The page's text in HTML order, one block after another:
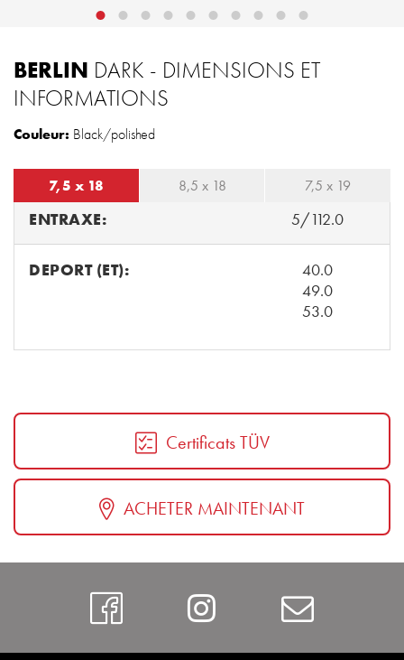
BERLIN DARK - DIMENSIONS ET
INFORMATIONS
Couleur: Black/polished
7,5 x 18 8,5 x 18 7,5 x 19
ENTRAXE: 5/112.0
DEPORT (ET):
40.0
49.0
53.0
Certificats TÜV
ACHETER MAINTENANT
https://Instagram